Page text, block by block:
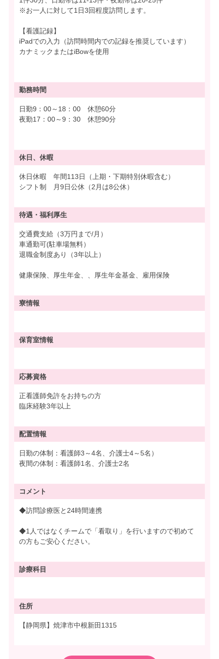
※お一人に対して1日3回程度訪問します。
【看護記録】
iPadでの入力（訪問時間内での記録を推奨しています）
カナミックまたはiBowを使用
勤務時間
日勤9：00～18：00 休憩60分
夜勤17：00～9：30 休憩90分
休日、休暇
休日休暇 年間113日（上期・下期特別休暇含む）
シフト制 月9日公休（2月は8公休）
待遇・ 福利厚生
交通費支給（3万円まで/月）
車通勤可(駐車場無料）
退職金制度あり（3年以上）
健康保険、厚生年金、、厚生年金基金、雇用保険
寮情報
保育室情報
応募資格
正看護師免許をお持ちの方
臨床経験3年以上
配置情報
日勤の体制：看護師3～4名、介護士4～5名）
夜間の体制：看護師1名、介護士2名
コメント
◆訪問診療医と24時間連携
◆1人ではなくチームで「看取り」を行いますので初めて
の方もご安心ください。
診療科目
住所
【静岡県】焼津市中根新田1315